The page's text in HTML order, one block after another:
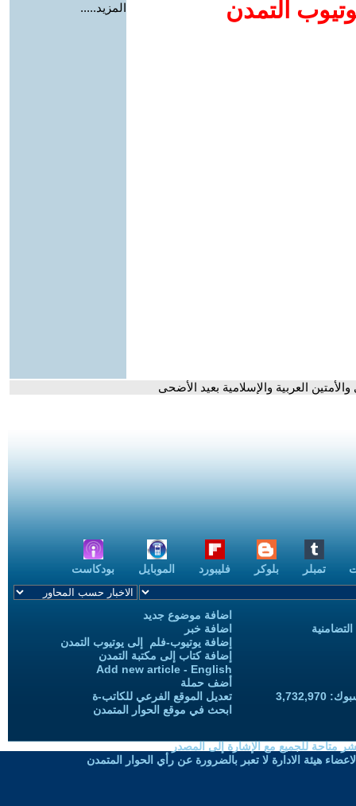
التمدن المزيد.....
العربية والإسلامية بعيد الأضحى
تمبلر بلوكر فليبورد الموبايل بودكاست
اضافة موضوع جديد
اضافة خبر
إضافة يوتيوب-فلم إلى يوتيوب التمدن
إضافة كتاب إلى مكتبة التمدن
Add new article - English
أضف حملة
تعديل الموقع الفرعي للكاتب-ة
ابحث في موقع الحوار المتمدن
متاحة للجميع مع الإشارة إلى المصدر
هيئة الادارة لا تعبر بالضرورة عن رأي الحوار المتمدن